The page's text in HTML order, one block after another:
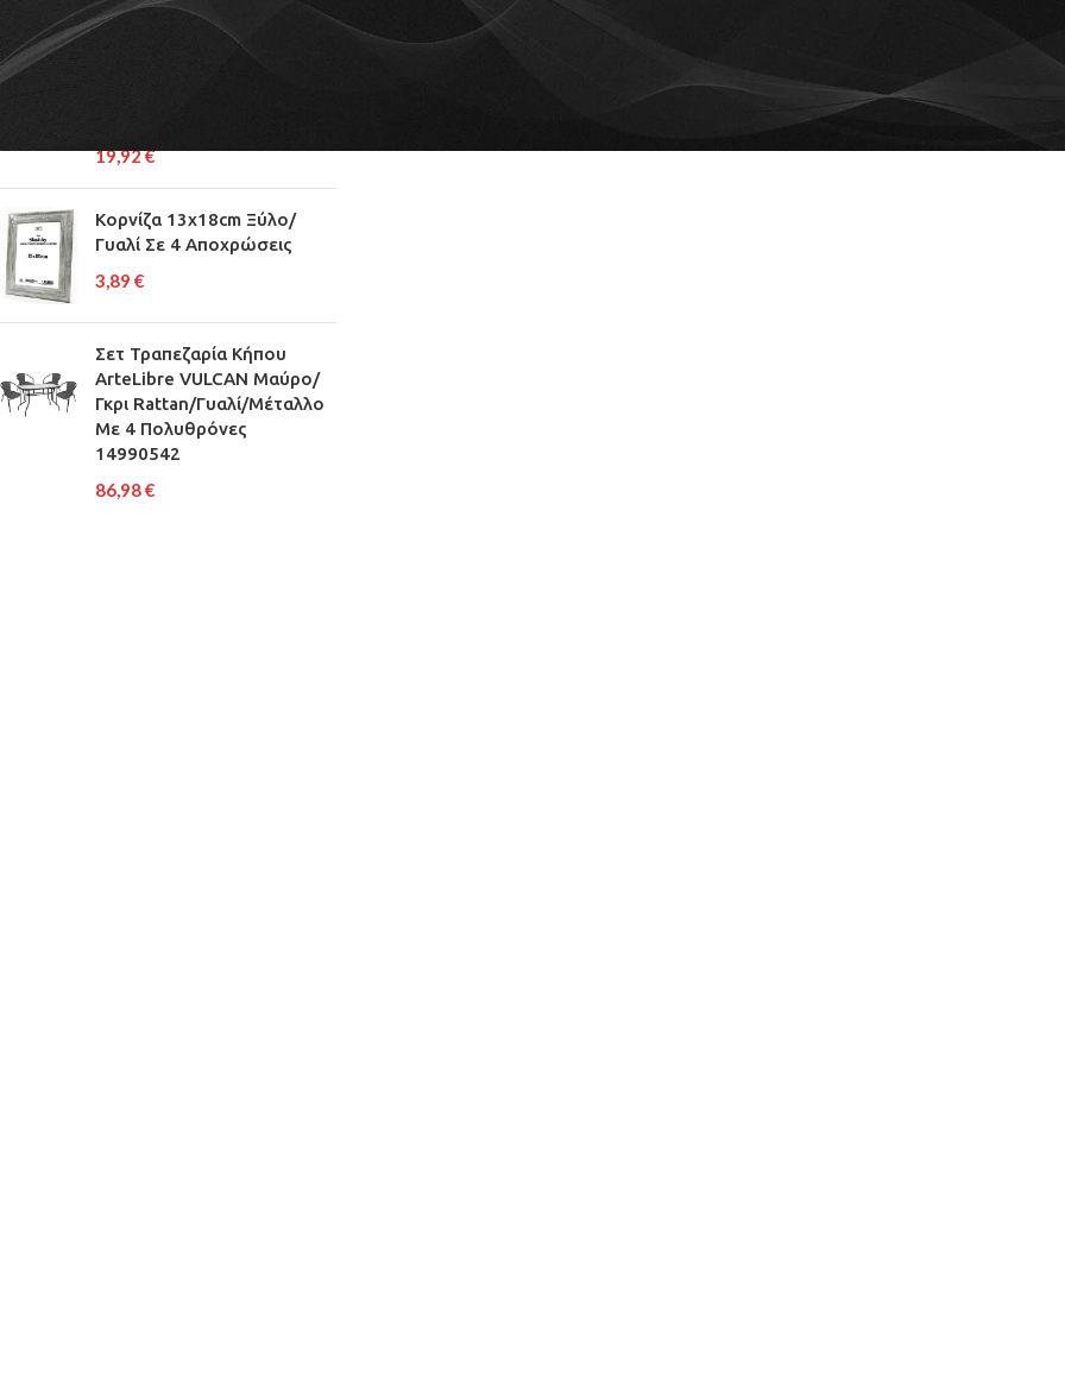
ΦΩΤΙΣΤΙΚΟ ΟΡΟΦΗΣ
19,92€
Κορνίζα 13x18cm Ξύλο/
Γυαλί Σε 4 Αποχρώσεις
3,89 €
Σετ Τραπεζαρία Κήπου
ArteLibre VULCAN Μαύρο/
Γκρι Rattan/Γυαλί/Μέταλλο
Με 4 Πολυθρόνες
14990542
86,98€